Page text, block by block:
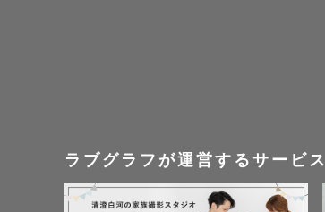
ラブグラフが運営するサービス